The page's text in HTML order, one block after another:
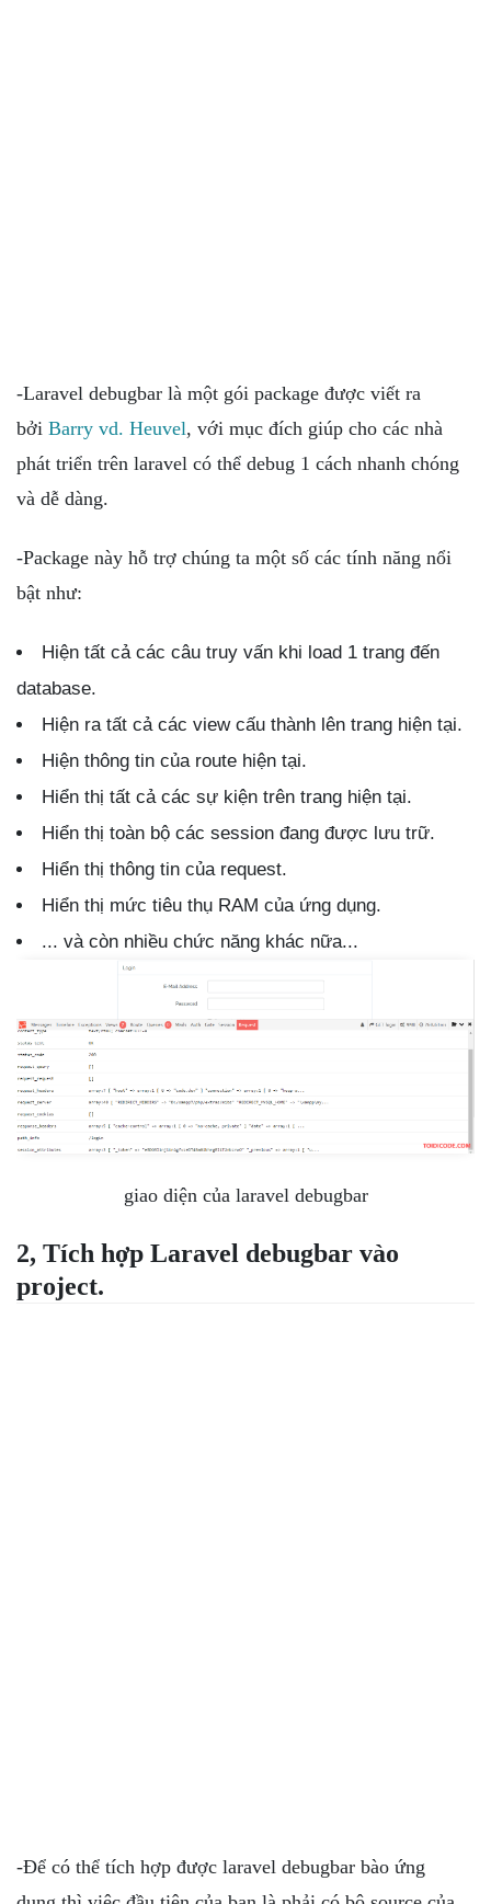
-Laravel debugbar là một gói package được viết ra
bởi Barry vd. Heuvel, với mục đích giúp cho các nhà
phát triển trên laravel có thể debug 1 cách nhanh chóng
và dễ dàng.
-Package này hỗ trợ chúng ta một số các tính năng nổi
bật như:
Hiện tất cả các câu truy vấn khi load 1 trang đến
database.
Hiện ra tất cả các view cấu thành lên trang hiện tại.
Hiện thông tin của route hiện tại.
Hiển thị tất cả các sự kiện trên trang hiện tại.
Hiển thị toàn bộ các session đang được lưu trữ.
Hiển thị thông tin của request.
Hiển thị mức tiêu thụ RAM của ứng dụng.
... và còn nhiều chức năng khác nữa...
giao diện của laravel debugbar
2, Tích hợp Laravel debugbar vào
project.
-Để có thể tích hợp được laravel debugbar bào ứng